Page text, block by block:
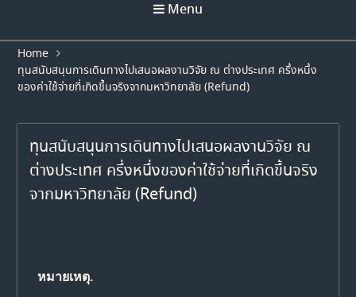
Menu
Home
ทุนสนับสนุนการเดินทางไปเสนอผลงานวิจัย ณ ต่างประเทศ ครึ่งหนึ่ง
ของค่าใช้จ่ายที่เกิดขึ้นจริงจากมหาวิทยาลัย (Refund)
ทุนสนับสนุนการเดินทางไปเสนอผลงานวิจัย ณ
ต่างประเทศ ครึ่งหนึ่งของค่าใช้จ่ายที่เกิดขึ้นจริง
จากมหาวิทยาลัย (Refund)
หมายเหตุ.